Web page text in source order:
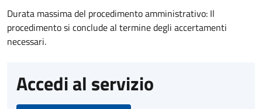
Durata massima del procedimento amministrativo: Il
procedimento si conclude al termine degli accertamenti
necessari.
Accedi al servizio